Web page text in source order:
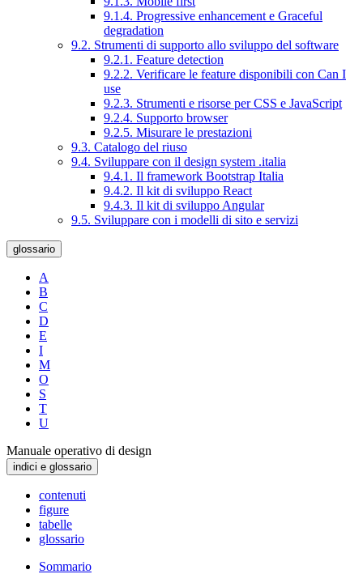
9.1.4. Progressive enhancement e Graceful
degradation
9.2. Strumenti di supporto allo sviluppo del software
9.2.1. Feature detection
9.2.2. Verificare le feature disponibili con Can I
use
9.2.3. Strumenti e risorse per CSS e JavaScript
9.2.4. Supporto browser
9.2.5. Misurare le prestazioni
9.3. Catalogo del riuso
9.4. Sviluppare con il design system .italia
9.4.1. Il framework Bootstrap Italia
9.4.2. Il kit di sviluppo React
9.4.3. Il kit di sviluppo Angular
9.5. Sviluppare con i modelli di sito e servizi
glossario
A
B
C
D
E
I
M
O
S
T
U
Manuale operativo di design
indici e glossario
contenuti
figure
tabelle
glossario
Sommario